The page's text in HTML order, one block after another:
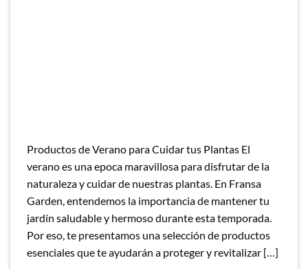
Productos de Verano para Cuidar tus Plantas El
verano es una epoca maravillosa para disfrutar de la
naturaleza y cuidar de nuestras plantas. En Fransa
Garden, entendemos la importancia de mantener tu
jardín saludable y hermoso durante esta temporada.
Por eso, te presentamos una selección de productos
esenciales que te ayudarán a proteger y revitalizar […]